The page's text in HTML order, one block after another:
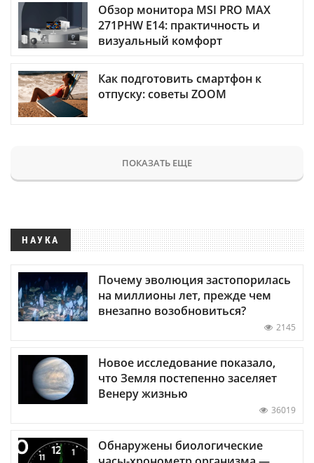
Обзор монитора MSI PRO MAX
271PHW E14: практичность и
визуальный комфорт
Как подготовить смартфон к
отпуску: советы ZOOM
ПОКАЗАТЬ ЕЩЕ
НАУКА
Почему эволюция застопорилась
на миллионы лет, прежде чем
внезапно возобновиться?
2145
Новое исследование показало,
что Земля постепенно заселяет
Венеру жизнью
36019
Обнаружены биологические